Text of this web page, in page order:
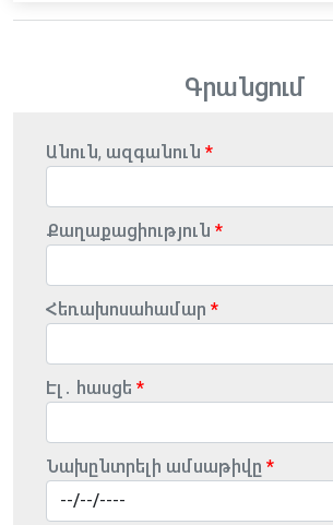
Գրանցում
Անուն, ազգանուն
Քաղաքացիություն
Հեռախոսահամար
Էլ․ հասցե
Նախընտրելի ամսաթիվը